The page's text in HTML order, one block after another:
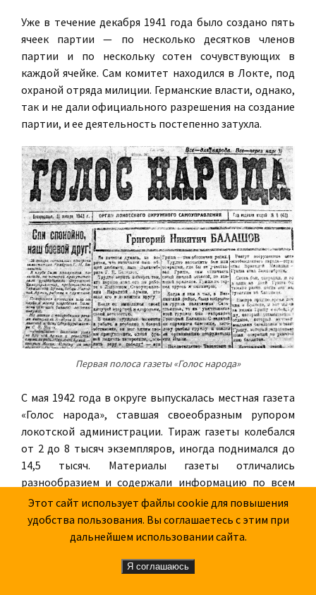
Уже в течение декабря 1941 года было создано пять
ячеек партии — по несколько десятков членов
партии и по нескольку сотен сочувствующих в
каждой ячейке. Сам комитет находился в Локте, под
охраной отряда милиции. Германские власти, однако,
так и не дали официального разрешения на создание
партии, и ее деятельность постепенно затухла.
Первая полоса газеты «Голос народа»
С мая 1942 года в округе выпускалась местная газета
«Голос народа», ставшая своеобразным рупором
локотской администрации. Тираж газеты колебался
от 2 до 8 тысяч экземпляров, иногда поднимался до
14,5 тысяч. Материалы газеты отличались
разнообразием и содержали информацию по всем
вопросам внутренней жизни округа, а также обзор
международных событий. В тоже время рубрика «На
фронтах», носила пропагандистский характер,
потери «большевиков». О поражениях немцев и их
Этот сайт использует файлы cookie для повышения
удобства пользования. Вы соглашаетесь с этим при
дальнейшем использовании сайта.
Я соглашаюсь